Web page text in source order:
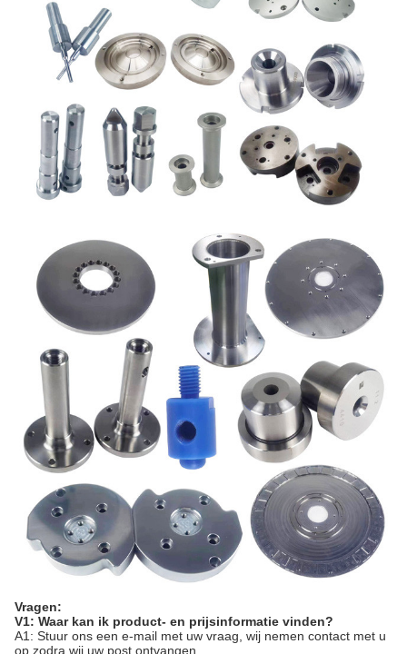
Vragen:
V1: Waar kan ik product- en prijsinformatie vinden?
A1: Stuur ons een e-mail met uw vraag, wij nemen contact met u
op zodra wij uw post ontvangen.